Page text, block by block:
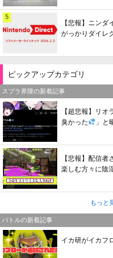
5
【悲報】ニン
がっかりダイレ
ピックアップカテゴリ
スプラ界隈の新着記事
【超悲報】リオ
臭かった
」と
【悲報】配信
楽しむ方々に陰
もっと
バトルの新着記事
イカ研がイカフ